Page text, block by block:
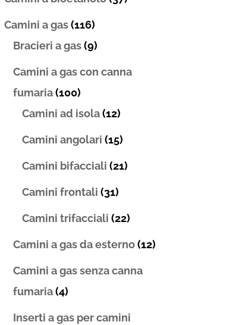
Camini a gas (116)
Bracieri a gas (9)
Camini a gas con canna
fumaria (100)
Camini ad isola (12)
Camini angolari (15)
Camini bifacciali (21)
Camini frontali (31)
Camini trifacciali (22)
Camini a gas da esterno (12)
Camini a gas senza canna
fumaria (4)
Inserti a gas per camini